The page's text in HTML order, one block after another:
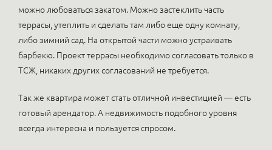
можно любоваться закатом. Можно застеклить часть
террасы, утеплить и сделать там либо еще одну комнату,
либо зимний сад. На открытой части можно устраивать
барбекю. Проект террасы необходимо согласовать только в
ТСЖ, никаких других согласований не требуется.
Так же квартира может стать отличной инвестицией — есть
готовый арендатор. А недвижимость подобного уровня
всегда интересна и пользуется спросом.